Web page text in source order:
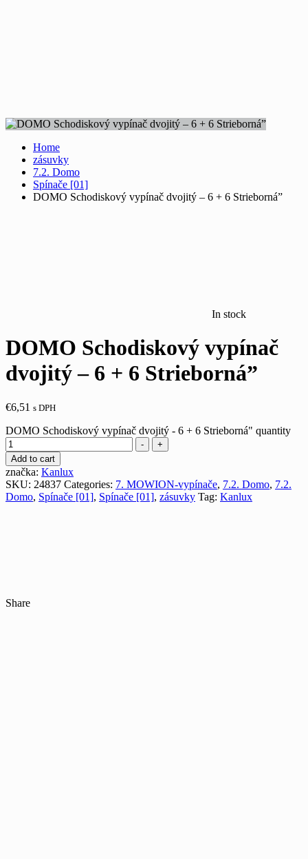
Home
zásuvky
7.2. Domo
Spínače [01]
DOMO Schodiskový vypínač dvojitý – 6 + 6 Strieborná”
In stock
DOMO Schodiskový vypínač
dvojitý – 6 + 6 Strieborná”
€6,51 s DPH
DOMO Schodiskový vypínač dvojitý - 6 + 6 Strieborná" quantity
-
+
Add to cart
značka: Kanlux
SKU: 24837 Categories: 7. MOWION-vypínače, 7.2. Domo, 7.2.
Domo, Spínače [01], Spínače [01], zásuvky Tag: Kanlux
Share